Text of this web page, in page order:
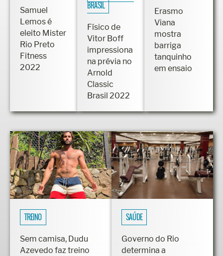
Samuel
Lemos é
eleito Mister
Rio Preto
Fitness
2022
BRASIL
Físico de
Vitor Boff
impressiona
na prévia no
Arnold
Classic
Brasil 2022
Erasmo
Viana
mostra
barriga
tanquinho
em ensaio
TREINO
Sem camisa, Dudu
Azevedo faz treino
SAÚDE
Governo do Rio
determina a